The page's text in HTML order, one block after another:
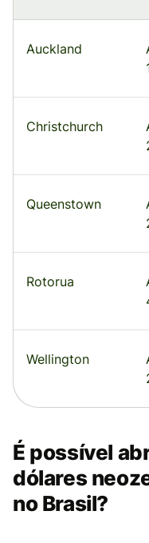
Auckland
Christchurch
Queenstown
Rotorua
Wellington
É possível
dólares
no Brasil?